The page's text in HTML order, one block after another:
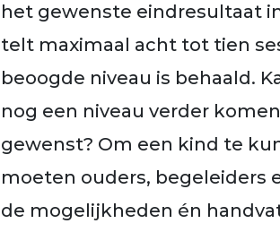
het gewenste eindresultaat
telt maximaal acht tot tien
beoogde niveau is behaald.
nog een niveau verder
gewenst? Om een kind te
moeten ouders, begeleiders
de mogelijkheden én